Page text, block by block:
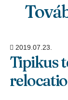
2019.07.23.
Tipikus